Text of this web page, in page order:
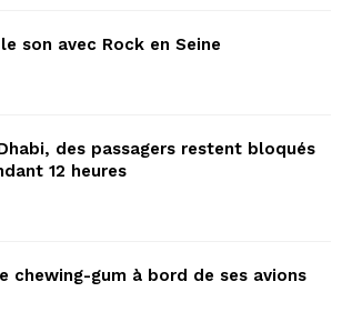
son avec Rock en Seine
des passagers restent bloqués
12 heures
chewing-gum à bord de ses avions